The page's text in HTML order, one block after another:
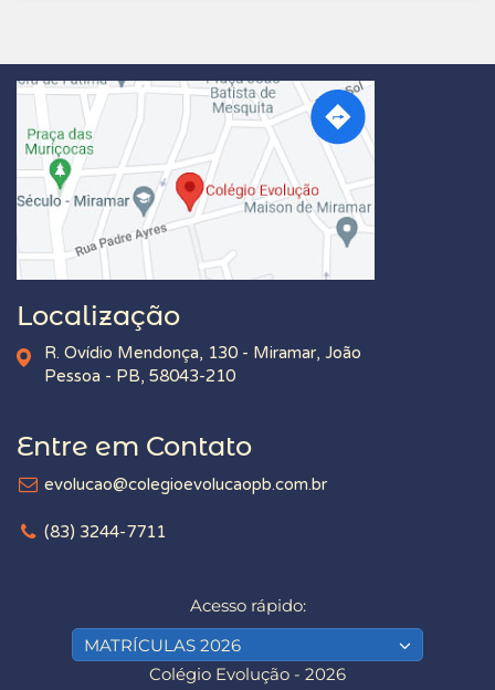
Localização
R. Ovídio Mendonça, 130 - Miramar, João
Pessoa - PB, 58043-210
Entre em Contato
evolucao@colegioevolucaopb.com.br
(83) 3244-7711
Colégio Evolução - 2026
Acesso rápido:
MATRÍCULAS 2026